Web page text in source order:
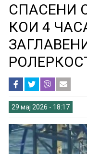
СПАСЕНИ
КОИ 4
29 мај 2026 - 18:17